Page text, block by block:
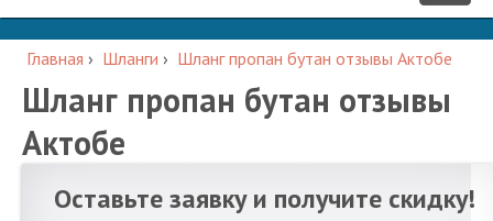
Главная › Шланги › Шланг пропан бутан отзывы Актобе
Шланг пропан бутан отзывы
Актобе
Оставьте заявку и получите скидку!